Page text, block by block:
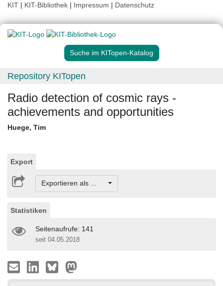
KIT | KIT-Bibliothek | Impressum | Datenschutz
Suche im KITopen-Katalog
Repository KITopen
Radio detection of cosmic rays -
achievements and opportunities
Huege, Tim
Export
Exportieren als ...
Statistiken
Seitenaufrufe: 141
seit 04.05.2018